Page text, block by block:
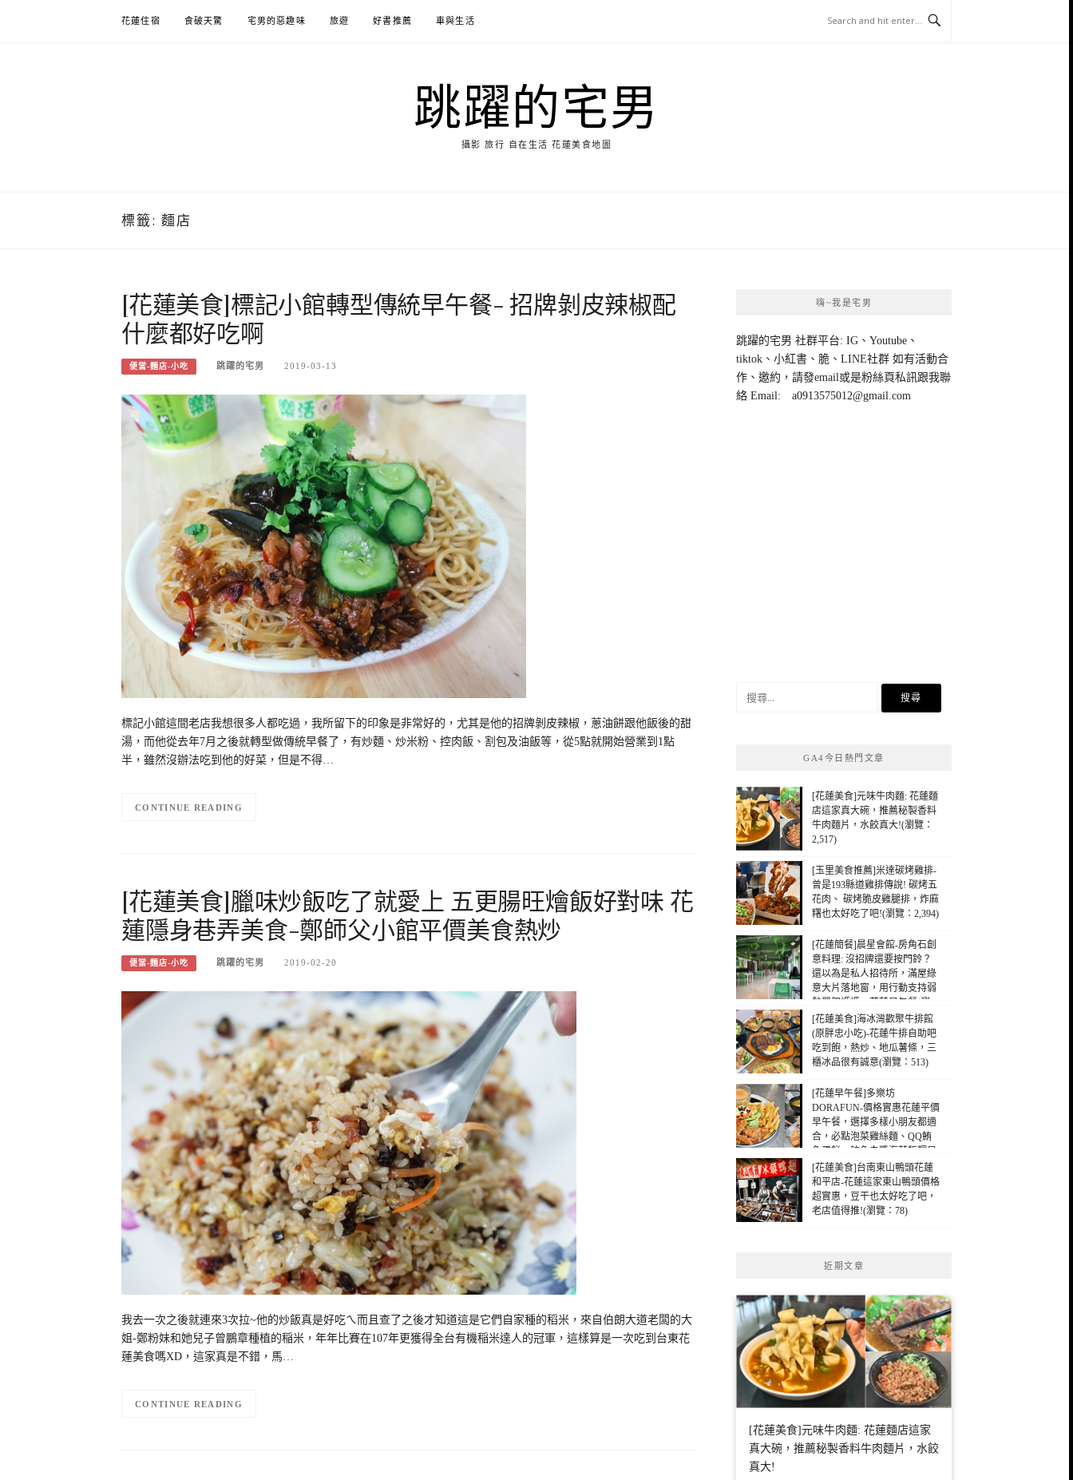
花蓮住宿 食破天驚 宅男的惡趣味 旅遊 好書推薦 車與生活
跳躍的宅男
攝影 旅行 自在生活 花蓮美食地圖
標籤: 麵店
[花蓮美食]標記小館轉型傳統早午餐- 招牌剝皮辣椒配
什麼都好吃啊
便當-麵店-小吃 跳躍的宅男 2019-03-13
標記小館這間老店我想很多人都吃過，我所留下的印象是非常好的，尤其是他的招牌剝皮辣椒，蔥油餅跟他飯後的甜
湯，而他從去年7月之後就轉型做傳統早餐了，有炒麵、炒米粉、控肉飯、割包及油飯等，從5點就開始營業到1點
半，雖然沒辦法吃到他的好菜，但是不得…
CONTINUE READING
[花蓮美食]臘味炒飯吃了就愛上 五更腸旺燴飯好對味 花
蓮隱身巷弄美食-鄭師父小館平價美食熱炒
便當-麵店-小吃 跳躍的宅男 2019-02-20
我去一次之後就連來3次拉~他的炒飯真是好吃ㄟ而且查了之後才知道這是它們自家種的稻米，來自伯朗大道老闆的大
姐-鄭粉妹和她兒子曾鵬章種植的稲米，年年比賽在107年更獲得全台有機稲米達人的冠軍，這樣算是一次吃到台東花
蓮美食嗎XD，這家真是不錯，馬…
CONTINUE READING
嗨~我是宅男
跳躍的宅男 社群平台: IG、Youtube、
tiktok、小紅書、脆、LINE社群 如有活動合
作、邀約，請發email或是粉絲頁私訊跟我聯
絡 Email: a0913575012@gmail.com
GA4今日熱門文章
[花蓮美食]元味牛肉麵: 花蓮麵
店這家真大碗，推薦秘製香料
牛肉麵片，水餃真大!(瀏覽：
2,517)
[玉里美食推薦]米達碳烤雞排-
曾是193縣道雞排傳說! 碳烤五
花肉、 碳烤脆皮雞腿排，炸麻
糬也太好吃了吧!(瀏覽：2,394)
[花蓮簡餐]晨星會館-房角石創
意料理: 沒招牌還要按門鈴？
還以為是私人招待所，滿屋綠
意大片落地窗，用行動支持弱
勢單親媽媽，花蓮早午餐(瀏
覽：812)
[花蓮美食]海冰灣歡聚牛排館
(原胖忠小吃)-花蓮牛排自助吧
吃到飽，熱炒、地瓜薯條，三
櫃冰品很有誠意(瀏覽：513)
[花蓮早午餐]多樂坊
DORAFUN-價格實惠花蓮平價
早午餐，選擇多樣小朋友都適
合，必點泡菜雞絲麵、QQ鮪
魚蛋餅，鮪魚白醬海苔飯糰早
午餐，花蓮早餐(瀏覽：82)
[花蓮美食]台南東山鴨頭花蓮
和平店-花蓮這家東山鴨頭價格
超實惠，豆干也太好吃了吧，
老店值得推!(瀏覽：78)
近期文章
[花蓮美食]元味牛肉麵: 花蓮麵店這家
真大碗，推薦秘製香料牛肉麵片，水餃
真大!